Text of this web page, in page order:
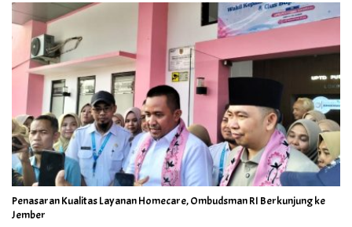
Penasaran Kualitas Layanan Homecare, Ombudsman RI Berkunjung ke
Jember